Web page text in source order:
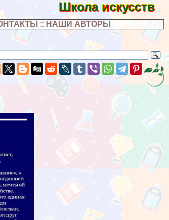
Школа искусств
:: НАШИ АВТОРЫ